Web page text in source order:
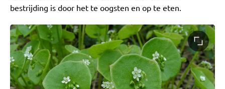
bestrijding is door het te oogsten en op te eten.